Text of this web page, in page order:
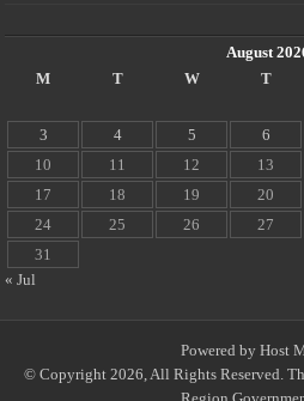
August
M
T W T
3
4 5 6
10
11 12 13
17
18 19 20
24
25 26 27
31
« Jul
Powered by Host
© Copyright 2026, All Rights Reserved.